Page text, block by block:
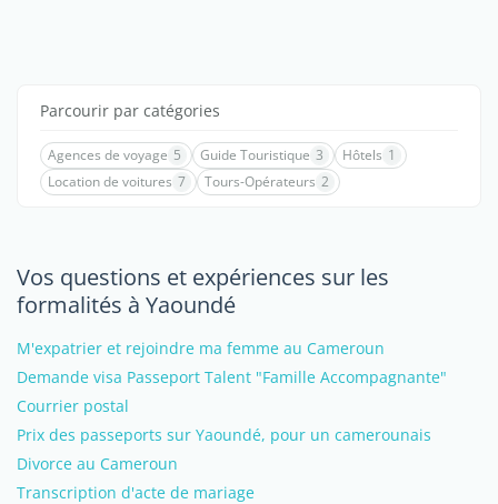
Parcourir par catégories
Agences de voyage 5 Guide Touristique 3 Hôtels 1
Location de voitures 7 Tours-Opérateurs 2
Vos questions et expériences sur les
formalités à Yaoundé
M'expatrier et rejoindre ma femme au Cameroun
Demande visa Passeport Talent "Famille Accompagnante"
Courrier postal
Prix des passeports sur Yaoundé, pour un camerounais
Divorce au Cameroun
Transcription d'acte de mariage